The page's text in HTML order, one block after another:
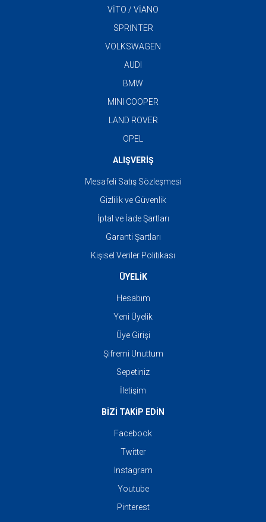
VİTO / VİANO
SPRİNTER
VOLKSWAGEN
AUDI
BMW
MINI COOPER
LAND ROVER
OPEL
ALIŞVERİŞ
Mesafeli Satış Sözleşmesi
Gizlilik ve Güvenlik
İptal ve İade Şartları
Garanti Şartları
Kişisel Veriler Politikası
ÜYELİK
Hesabım
Yeni Üyelik
Üye Girişi
Şifremi Unuttum
Sepetiniz
İletişim
BİZİ TAKİP EDİN
Facebook
Twitter
Instagram
Youtube
Pinterest